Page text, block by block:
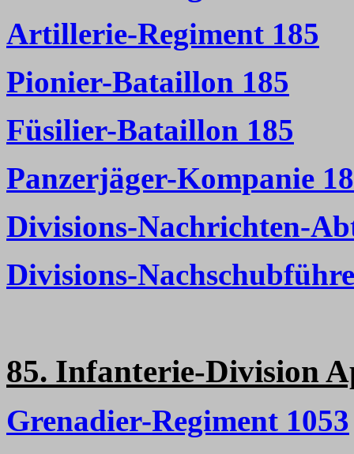
Artillerie-Regiment 185
Pionier-Bataillon 185
Füsilier-Bataillon 185
Panzerjäger-Kompanie
Divisions-Nachrichten-
Divisions-
85. Infanterie-Division
Grenadier-Regiment 1053